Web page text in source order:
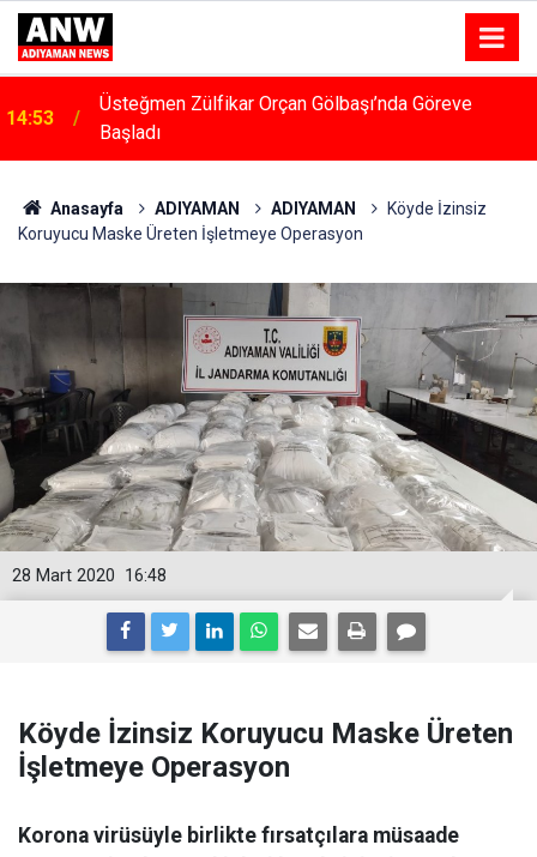
14:48 Menfeze Çarpan Araç Sürücüsü Yaralandı
Anasayfa ADIYAMAN ADIYAMAN
Köyde İzinsiz
Koruyucu Maske Üreten İşletmeye Operasyon
16:48
28 Mart 2020
Köyde İzinsiz Koruyucu Maske Üreten
İşletmeye Operasyon
Korona virüsüyle birlikte fırsatçılara müsaade